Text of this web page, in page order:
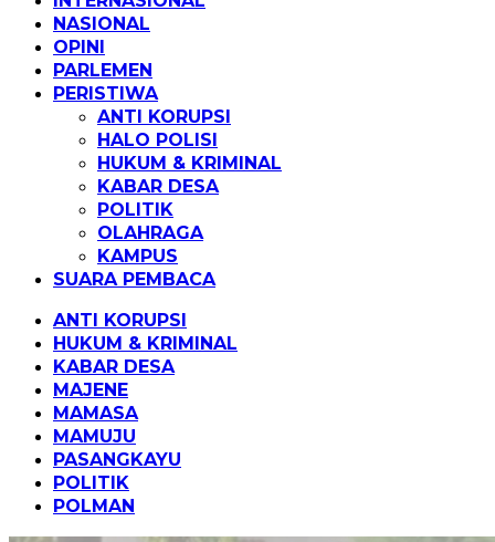
NASIONAL
OPINI
PARLEMEN
PERISTIWA
ANTI KORUPSI
HALO POLISI
HUKUM & KRIMINAL
KABAR DESA
POLITIK
OLAHRAGA
KAMPUS
SUARA PEMBACA
ANTI KORUPSI
HUKUM & KRIMINAL
KABAR DESA
MAJENE
MAMASA
MAMUJU
PASANGKAYU
POLITIK
POLMAN